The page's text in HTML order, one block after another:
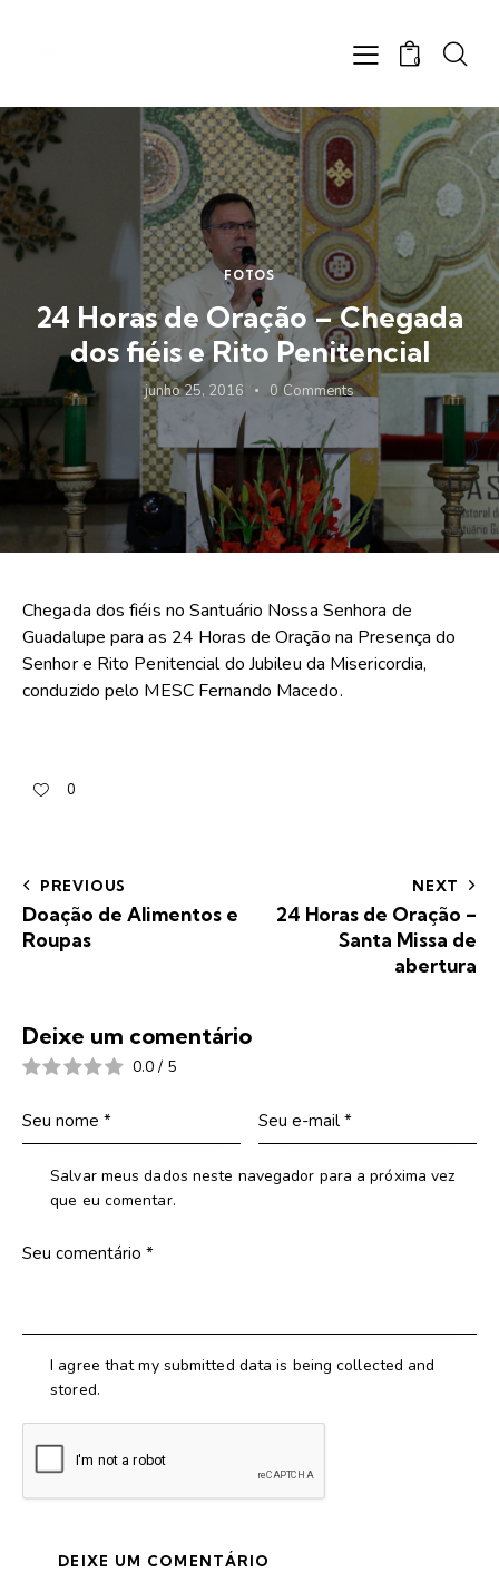
0
FOTOS
24 Horas de Oração – Chegada
dos fiéis e Rito Penitencial
junho 25, 2016 0 Comments
Chegada dos fiéis no Santuário Nossa Senhora de
Guadalupe para as 24 Horas de Oração na Presença do
Senhor e Rito Penitencial do Jubileu da Misericordia,
conduzido pelo MESC Fernando Macedo.
0
PREVIOUS
Doação de Alimentos e
Roupas
NEXT
24 Horas de Oração –
Santa Missa de
abertura
Deixe um comentário
0.0 / 5
Salvar meus dados neste navegador para a próxima vez
que eu comentar.
I agree that my submitted data is being collected and
stored.